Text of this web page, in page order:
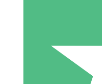
Pacotes de
Pague conforme o uso